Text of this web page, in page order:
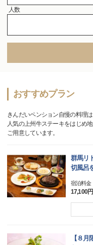
人数
おすすめプラン
きんだいペンション自慢の料理
人気の上州牛ステーキをはじめ
ご用意しています。
群馬リ
切風呂
宿泊料金
17,100
【８